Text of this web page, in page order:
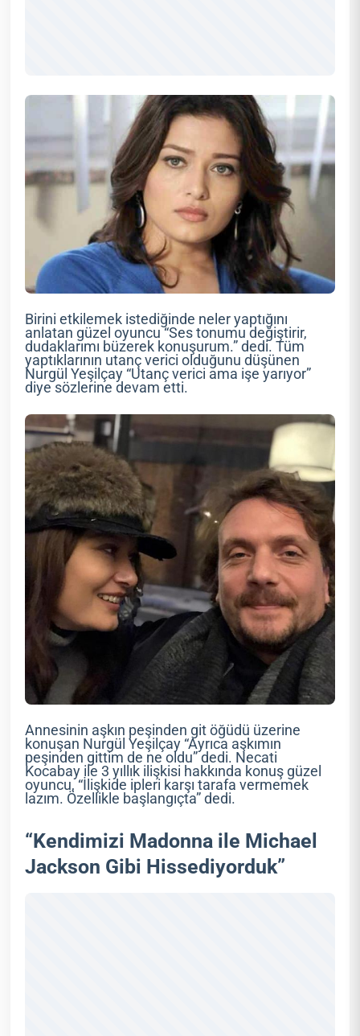
Birini etkilemek istediğinde neler yaptığını
anlatan güzel oyuncu “Ses tonumu değiştirir,
dudaklarımı büzerek konuşurum.” dedi. Tüm
yaptıklarının utanç verici olduğunu düşünen
Nurgül Yeşilçay “Utanç verici ama işe yarıyor”
diye sözlerine devam etti.
Annesinin aşkın peşinden git öğüdü üzerine
konuşan Nurgül Yeşilçay “Ayrıca aşkımın
peşinden gittim de ne oldu” dedi. Necati
Kocabay ile 3 yıllık ilişkisi hakkında konuş güzel
oyuncu, “İlişkide ipleri karşı tarafa vermemek
lazım. Özellikle başlangıçta” dedi.
“Kendimizi Madonna ile Michael
Jackson Gibi Hissediyorduk”